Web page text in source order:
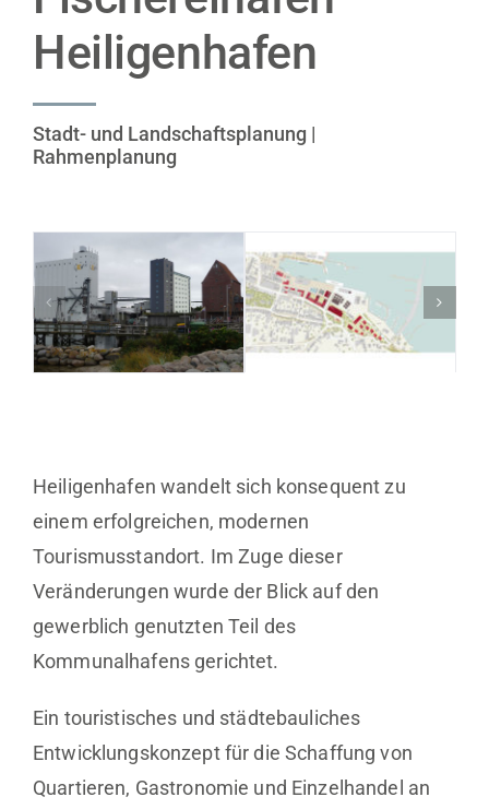
Heiligenhafen
Stadt- und Landschaftsplanung |
Rahmenplanung
Heiligenhafen wandelt sich konsequent zu
einem erfolgreichen, modernen
Tourismusstandort. Im Zuge dieser
Veränderungen wurde der Blick auf den
gewerblich genutzten Teil des
Kommunalhafens gerichtet.
Ein touristisches und städtebauliches
Entwicklungskonzept für die Schaffung von
Quartieren, Gastronomie und Einzelhandel an